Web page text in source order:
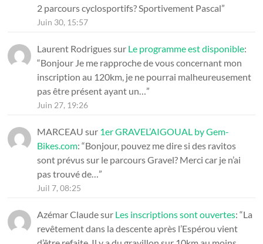
2 parcours cyclosportifs? Sportivement Pascal”
Juin 30, 15:57
Laurent Rodriguessur Le programme est disponible:
“Bonjour Je me rapproche de vous concernant mon
inscription au 120km, je ne pourrai malheureusement
pas être présent ayant un…”
Juin 27, 19:26
MARCEAU sur 1er GRAVEL’AIGOUAL by Gem-
Bikes.com: “Bonjour, pouvez me dire si des ravitos
sont prévus sur le parcours Gravel? Merci car je n’ai
pas trouvé de…”
Juil 7, 08:25
Azémar Claudesur Les inscriptions sont ouvertes: “La
revêtement dans la descente après l’Espérou vient